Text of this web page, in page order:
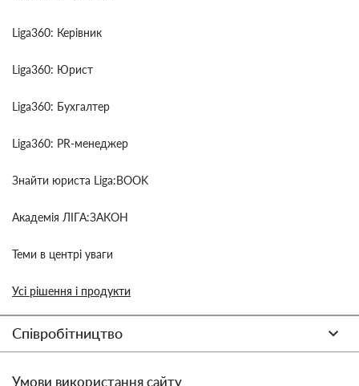
Liga360: Керівник
Liga360: Юрист
Liga360: Бухгалтер
Liga360: PR-менеджер
Знайти юриста Liga:BOOK
Академія ЛІГА:ЗАКОН
Теми в центрі уваги
Усі рішення і продукти
Співробітництво
Умови використання сайту